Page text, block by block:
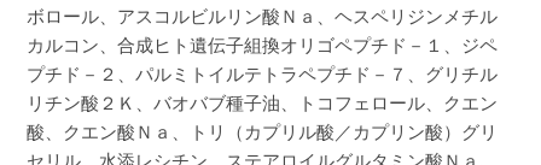
ボロール、アスコルビルリン酸Ｎａ、ヘスペリジンメチル
カルコン、合成ヒト遺伝子組換オリゴペプチド－１、ジペ
プチド－２、パルミトイルテトラペプチド－７、グリチル
リチン酸２Ｋ、バオバブ種子油、トコフェロール、クエン
酸、クエン酸Ｎａ、トリ（カプリル酸／カプリン酸）グリ